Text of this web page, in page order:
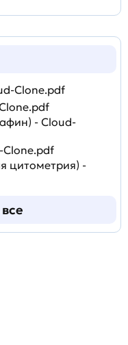
Clone.pdf
- Cloud-
Clone.pdf
цитометрия) -